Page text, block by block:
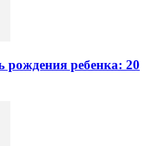
рождения ребенка: 20